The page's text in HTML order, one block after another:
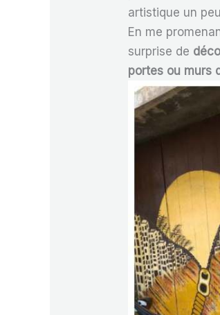
artistique un
En me
surprise de
portes ou murs